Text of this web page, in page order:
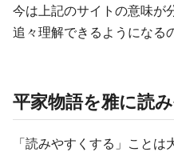
今は上記のサイトの意味が
追々理解できるようになる
平家物語を雅に読
「読みやすくする」こと